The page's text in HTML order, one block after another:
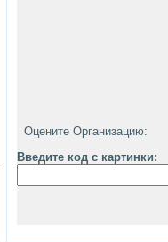
Оцените Организацию:
Введите код с картинки: